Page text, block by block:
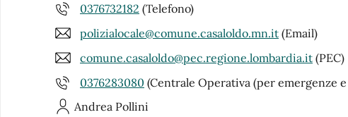
0376732182 (Telefono)
polizialocale@comune.casaloldo.mn.it (Email)
comune.casaloldo@pec.regione.lombardia.it (PEC)
0376283080 (Centrale Operativa (per emergenze
Andrea Pollini